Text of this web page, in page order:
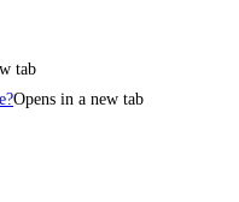
tab
Opens in a new tab